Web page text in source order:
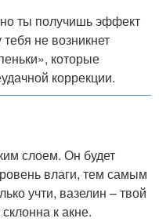
ты получишь эффект
не возникнет
которые
коррекции.
слоем. Он будет
влаги, тем самым
учти, вазелин – твой
к акне.